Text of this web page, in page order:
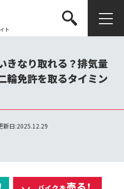
ト
きなり取れる？排気量
輪免許を取るタイミン
新日:2025.12.29
売る!